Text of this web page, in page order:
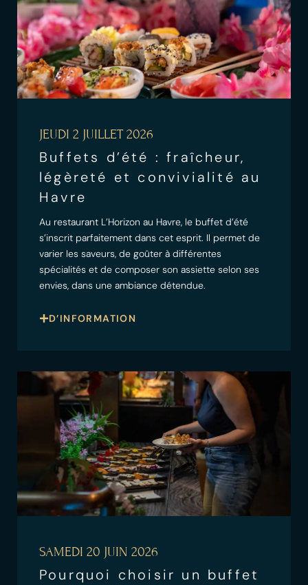
JEUDI 2 JUILLET 2026
Buffets d’été : fraîcheur,
légèreté et convivialité au
Havre
Au restaurant L’Horizon au Havre, le buffet d’été
s’inscrit parfaitement dans cet esprit. Il permet de
varier les saveurs, de goûter à différentes
spécialités et de composer son assiette selon ses
envies, dans une ambiance détendue.
D’INFORMATION
SAMEDI 20 JUIN 2026
Pourquoi choisir un buffet